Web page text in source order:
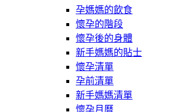
孕媽媽的飲食
懷孕的階段
懷孕後的身體
新手媽媽的貼士
懷孕清單
孕前清單
新手媽媽清單
懷孕月曆